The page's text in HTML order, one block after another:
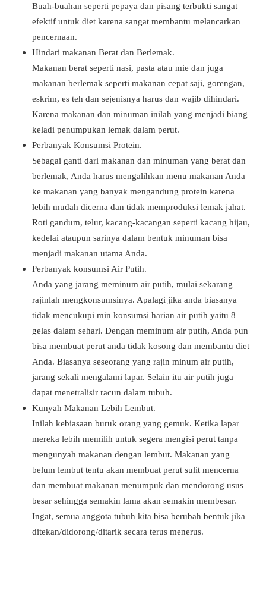
Buah-buahan seperti pepaya dan pisang terbukti sangat
efektif untuk diet karena sangat membantu melancarkan
pencernaan.
Hindari makanan Berat dan Berlemak.
Makanan berat seperti nasi, pasta atau mie dan juga
makanan berlemak seperti makanan cepat saji, gorengan,
eskrim, es teh dan sejenisnya harus dan wajib dihindari.
Karena makanan dan minuman inilah yang menjadi biang
keladi penumpukan lemak dalam perut.
Perbanyak Konsumsi Protein.
Sebagai ganti dari makanan dan minuman yang berat dan
berlemak, Anda harus mengalihkan menu makanan Anda
ke makanan yang banyak mengandung protein karena
lebih mudah dicerna dan tidak memproduksi lemak jahat.
Roti gandum, telur, kacang-kacangan seperti kacang hijau,
kedelai ataupun sarinya dalam bentuk minuman bisa
menjadi makanan utama Anda.
Perbanyak konsumsi Air Putih.
Anda yang jarang meminum air putih, mulai sekarang
rajinlah mengkonsumsinya. Apalagi jika anda biasanya
tidak mencukupi min konsumsi harian air putih yaitu 8
gelas dalam sehari. Dengan meminum air putih, Anda pun
bisa membuat perut anda tidak kosong dan membantu diet
Anda. Biasanya seseorang yang rajin minum air putih,
jarang sekali mengalami lapar. Selain itu air putih juga
dapat menetralisir racun dalam tubuh.
Kunyah Makanan Lebih Lembut.
Inilah kebiasaan buruk orang yang gemuk. Ketika lapar
mereka lebih memilih untuk segera mengisi perut tanpa
mengunyah makanan dengan lembut. Makanan yang
belum lembut tentu akan membuat perut sulit mencerna
dan membuat makanan menumpuk dan mendorong usus
besar sehingga semakin lama akan semakin membesar.
Ingat, semua anggota tubuh kita bisa berubah bentuk jika
ditekan/didorong/ditarik secara terus menerus.